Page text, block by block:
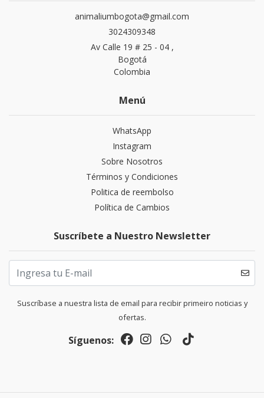
animaliumbogota@gmail.com
3024309348
Av Calle 19 # 25 - 04 ,
Bogotá
Colombia
Menú
WhatsApp
Instagram
Sobre Nosotros
Términos y Condiciones
Politica de reembolso
Política de Cambios
Suscríbete a Nuestro Newsletter
Suscríbase a nuestra lista de email para recibir primeiro noticias y
ofertas.
Síguenos: